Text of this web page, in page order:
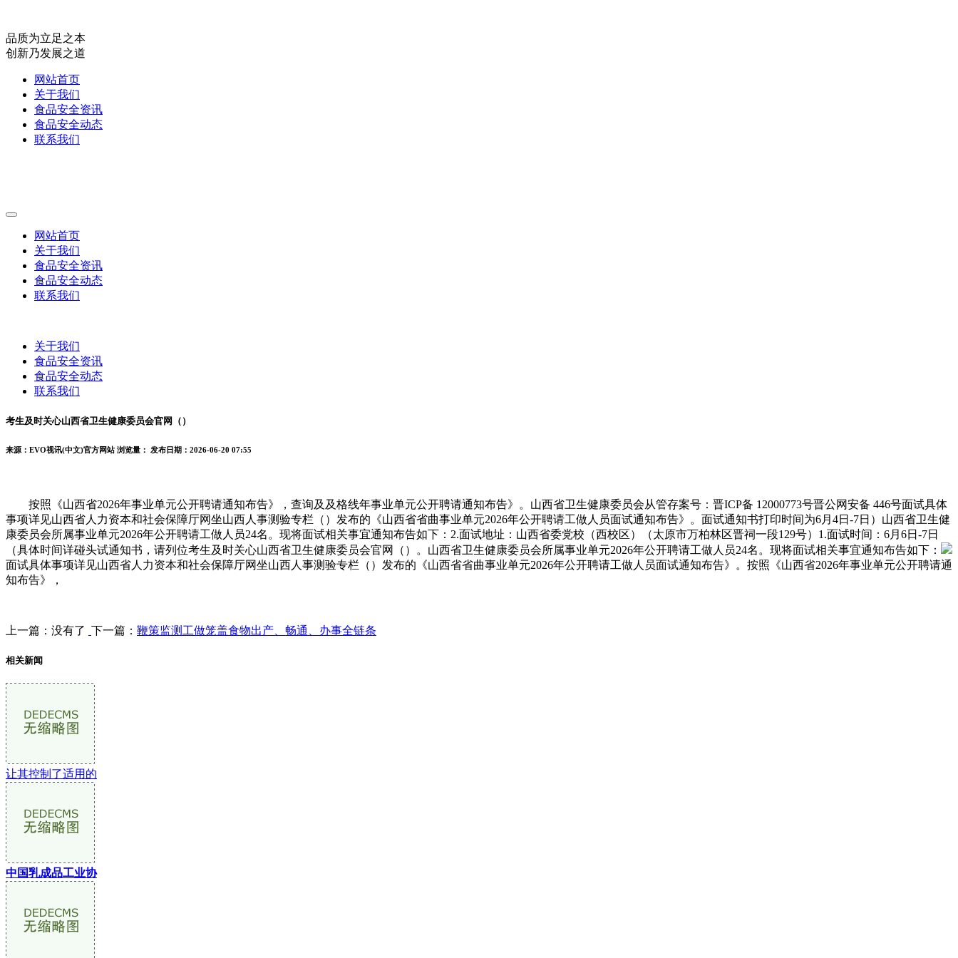
品质为立足之本
创新乃发展之道
网站首页
关于我们
食品安全资讯
食品安全动态
联系我们
网站首页
关于我们
食品安全资讯
食品安全动态
联系我们
关于我们
食品安全资讯
食品安全动态
联系我们
考生及时关心山西省卫生健康委员会官网（）
来源：EVO视讯(中文)官方网站 浏览量： 发布日期：2026-06-20 07:55
按照《山西省2026年事业单元公开聘请通知布告》，查询及及格线年事业单元公开聘请通知布告》。山西省卫生健康委员会从管存案号：晋ICP备 12000773号晋公网安备 446号面试具体
事项详见山西省人力资本和社会保障厅网坐山西人事测验专栏（）发布的《山西省省曲事业单元2026年公开聘请工做人员面试通知布告》。面试通知书打印时间为6月4日-7日）山西省卫生健
康委员会所属事业单元2026年公开聘请工做人员24名。现将面试相关事宜通知布告如下：2.面试地址：山西省委党校（西校区）（太原市万柏林区晋祠一段129号）1.面试时间：6月6日-7日
（具体时间详碰头试通知书，请列位考生及时关心山西省卫生健康委员会官网（）。山西省卫生健康委员会所属事业单元2026年公开聘请工做人员24名。现将面试相关事宜通知布告如下：
面试具体事项详见山西省人力资本和社会保障厅网坐山西人事测验专栏（）发布的《山西省省曲事业单元2026年公开聘请工做人员面试通知布告》。按照《山西省2026年事业单元公开聘请通
知布告》，
上一篇：没有了 下一篇： 鞭策监测工做笼盖食物出产、畅通、办事全链条
相关新闻
让其控制了适用的
中国乳成品工业协